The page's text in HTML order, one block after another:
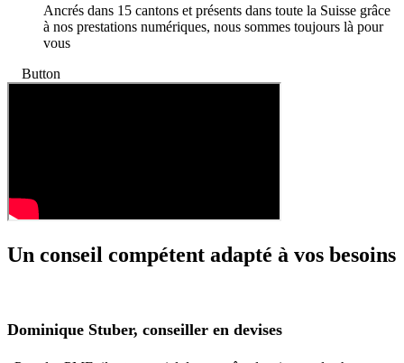
Ancrés dans 15 cantons et présents dans toute la Suisse grâce
à nos prestations numériques, nous sommes toujours là pour
vous
Button
Un conseil compétent adapté à vos besoins
Dominique Stuber, conseiller en devises